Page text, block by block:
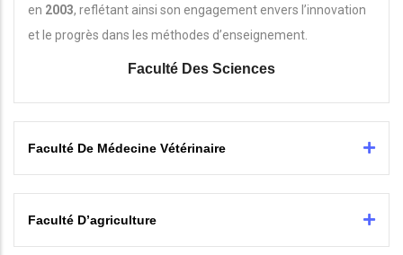
en 2003, reflétant ainsi son engagement envers l’innovation
et le progrès dans les méthodes d’enseignement.
Faculté Des Sciences
Faculté De Médecine Vétérinaire
Faculté D’agriculture